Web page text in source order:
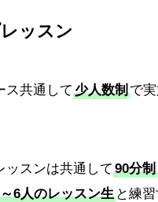
ッスン
ス共通して少人数制で
ッスンは共通して90分制
6人のレッスン生 と練